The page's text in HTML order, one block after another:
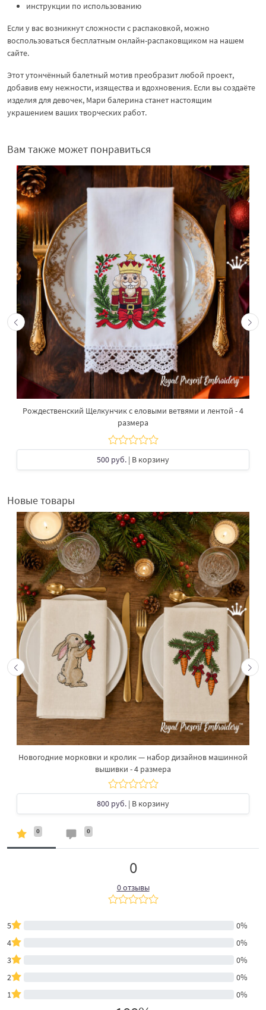
инструкции по использованию
Если у вас возникнут сложности с распаковкой, можно
воспользоваться бесплатным онлайн-распаковщиком на нашем
сайте.
Этот утончённый балетный мотив преобразит любой проект,
добавив ему нежности, изящества и вдохновения. Если вы создаёте
изделия для девочек, Мари балерина станет настоящим
украшением ваших творческих работ.
Вам также может понравиться
Рождественский Щелкунчик с еловыми ветвями и лентой - 4
размера
500 руб. | В корзину
Новые товары
Новогодние морковки и кролик — набор дизайнов машинной
вышивки - 4 размера
800 руб. | В корзину
0 0
0
0 отзывы
5
0%
4
0%
3
0%
2
0%
1
0%